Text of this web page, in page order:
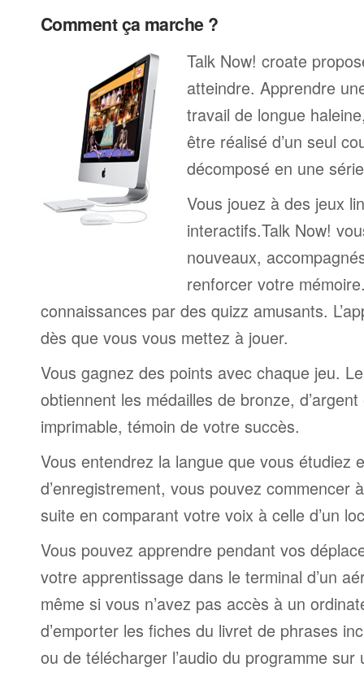
Comment ça marche ?
Talk Now! croate
atteindre. Apprendre
travail de longue
être réalisé d’un seul
décomposé en une
Vous jouez à des jeux
interactifs.Talk Now!
nouveaux,
renforcer votre
connaissances par des quizz amusants.
dès que vous vous mettez à jouer.
Vous gagnez des points avec chaque jeu.
obtiennent les médailles de bronze,
imprimable, témoin de votre succès.
Vous entendrez la langue que vous étudiez
d’enregistrement, vous pouvez commencer
suite en comparant votre voix à celle d’un
Vous pouvez apprendre pendant vos
votre apprentissage dans le terminal d’un
même si vous n’avez pas accès à un
d’emporter les fiches du livret de phrases
ou de télécharger l’audio du programme sur